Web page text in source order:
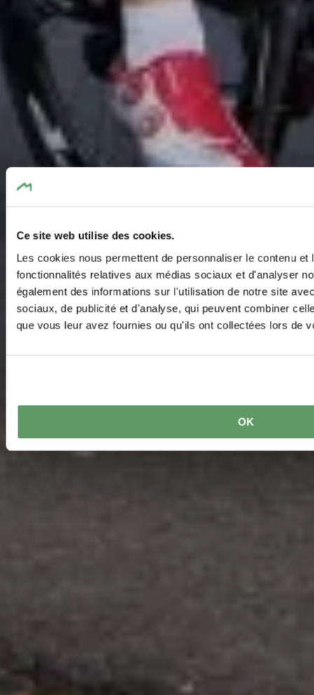
Ce site web utilise des cookies.
Les cookies nous permettent de personnaliser le contenu
fonctionnalités relatives aux médias sociaux et d'analyser
également des informations sur l'utilisation de notre site
sociaux, de publicité et d'analyse, qui peuvent combiner
que vous leur avez fournies ou qu'ils ont collectées lors de
OK